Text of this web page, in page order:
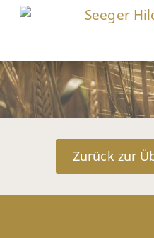
Zurück zur